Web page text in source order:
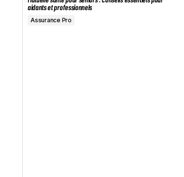
aidants et professionnels
Assurance Pro